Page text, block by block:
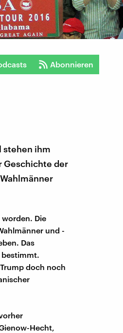
Abonnieren
stehen ihm
Geschichte der
Die
und -
Das
bestimmt.
doch noch
Hecht,